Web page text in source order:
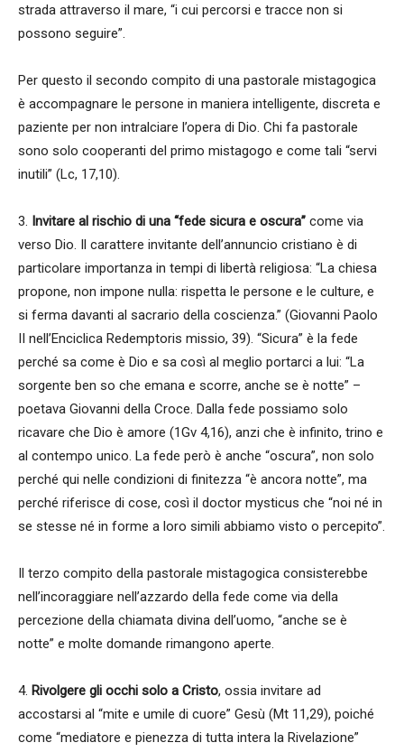
strada attraverso il mare, “i cui percorsi e tracce non si
possono seguire”.
Per questo il secondo compito di una pastorale mistagogica
è accompagnare le persone in maniera intelligente, discreta e
paziente per non intralciare l’opera di Dio. Chi fa pastorale
sono solo cooperanti del primo mistagogo e come tali “servi
inutili” (Lc, 17,10).
3. Invitare al rischio di una “fede sicura e oscura” come via
verso Dio. Il carattere invitante dell’annuncio cristiano è di
particolare importanza in tempi di libertà religiosa: “La chiesa
propone, non impone nulla: rispetta le persone e le culture, e
si ferma davanti al sacrario della coscienza.” (Giovanni Paolo
II nell’Enciclica Redemptoris missio, 39). “Sicura” è la fede
perché sa come è Dio e sa così al meglio portarci a lui: “La
sorgente ben so che emana e scorre, anche se è notte” –
poetava Giovanni della Croce. Dalla fede possiamo solo
ricavare che Dio è amore (1Gv 4,16), anzi che è infinito, trino e
al contempo unico. La fede però è anche “oscura”, non solo
perché qui nelle condizioni di finitezza “è ancora notte”, ma
perché riferisce di cose, così il doctor mysticus che “noi né in
se stesse né in forme a loro simili abbiamo visto o percepito”.
Il terzo compito della pastorale mistagogica consisterebbe
nell’incoraggiare nell’azzardo della fede come via della
percezione della chiamata divina dell’uomo, “anche se è
notte” e molte domande rimangono aperte.
4. Rivolgere gli occhi solo a Cristo, ossia invitare ad
accostarsi al “mite e umile di cuore” Gesù (Mt 11,29), poiché
come “mediatore e pienezza di tutta intera la Rivelazione”